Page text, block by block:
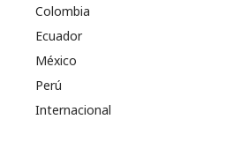
Colombia
Ecuador
México
Perú
Internacional